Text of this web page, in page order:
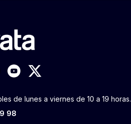
de lunes a viernes de 10 a 19 horas.
98